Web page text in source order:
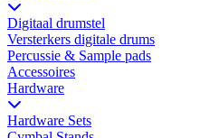
Digitaal drumstel
Versterkers digitale drums
Percussie & Sample pads
Accessoires
Hardware
Hardware Sets